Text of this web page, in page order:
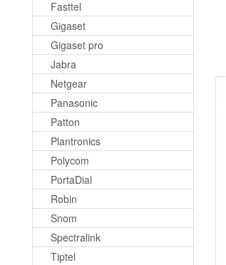
Fasttel
Gigaset
Gigaset pro
Jabra
Netgear
Panasonic
Patton
Plantronics
Polycom
PortaDial
Robin
Snom
Spectralink
Tiptel